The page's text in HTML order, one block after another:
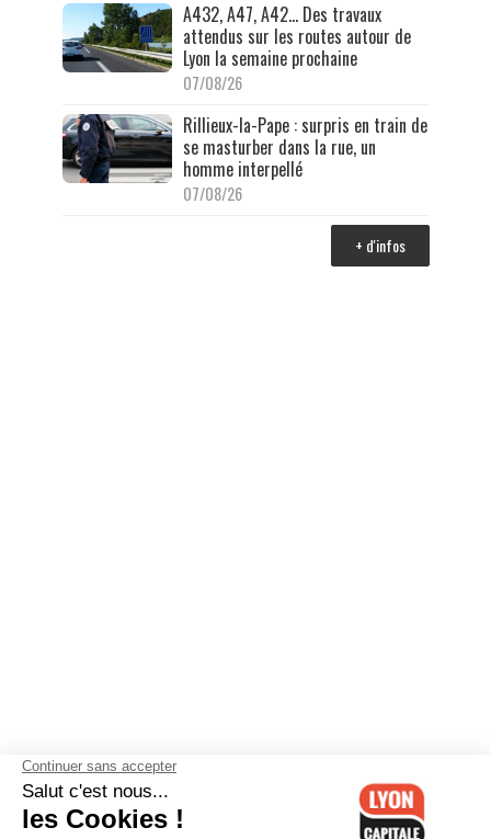
A432, A47, A42… Des travaux
attendus sur les routes autour de
Lyon la semaine prochaine
07/08/26
Rillieux-la-Pape : surpris en train de
se masturber dans la rue, un
homme interpellé
07/08/26
+ d'infos